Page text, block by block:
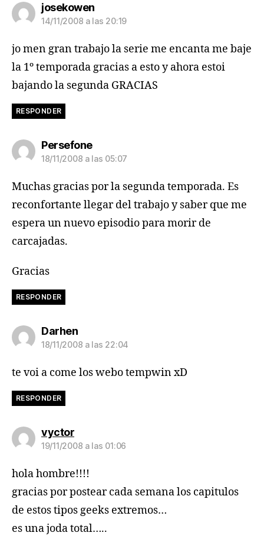
josekowendice:
14/11/2008 a las 20:19
jo men gran trabajo la serie me encanta me baje
la 1º temporada gracias a esto y ahora estoi
bajando la segunda GRACIAS
RESPONDER
Persefonedice:
18/11/2008 a las 05:07
Muchas gracias por la segunda temporada. Es
reconfortante llegar del trabajo y saber que me
espera un nuevo episodio para morir de
carcajadas.
Gracias
RESPONDER
Darhendice:
18/11/2008 a las 22:04
te voi a come los webo tempwin xD
RESPONDER
vyctordice:
19/11/2008 a las 01:06
hola hombre!!!!
gracias por postear cada semana los capitulos
de estos tipos geeks extremos…
es una joda total…..